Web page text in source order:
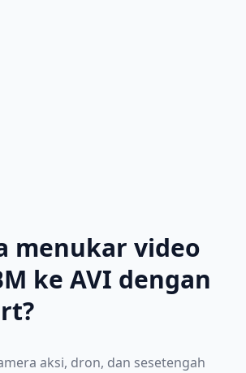
menukar video
ke AVI dengan
aksi, dron, dan sesetengah